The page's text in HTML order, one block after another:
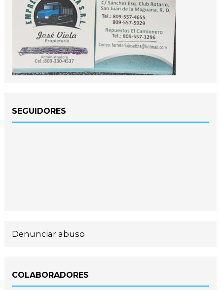
SEGUIDORES
Denunciar abuso
COLABORADORES